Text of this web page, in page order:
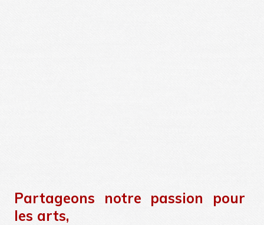
Partageons notre passion pour
les arts,